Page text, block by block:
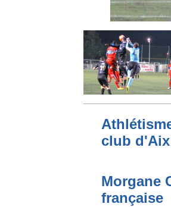
club
Morgane
française